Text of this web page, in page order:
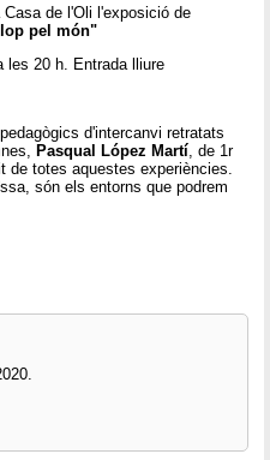
de l'Oli l'exposició de
pel món"
les 20 h. Entrada lliure
d'intercanvi retratats
Pasqual López Martí , de 1r
totes aquestes experiències.
són els entorns que podrem